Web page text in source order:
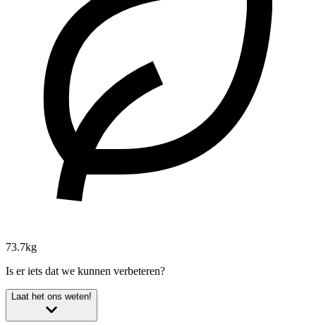
73.7kg
Is er iets dat we kunnen verbeteren?
Laat het ons weten!